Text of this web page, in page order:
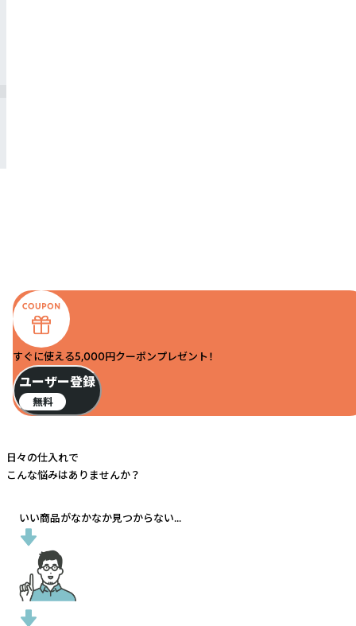
すぐに使える5,000円クーポンプレゼント！
ユーザー登録
無料
日々の仕入れで
こんな悩みはありませんか？
いい商品がなかなか見つからない...